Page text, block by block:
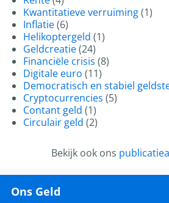
Kwantitatieve verruiming(1)
Inflatie(6)
Helikoptergeld (1)
Geldcreatie(24)
Financiële crisis (8)
Digitale euro (11)
Democratisch en stabiel
Cryptocurrencies (5)
Contant geld (1)
Circulair geld (2)
Bekijk ook ons
Ons Geld